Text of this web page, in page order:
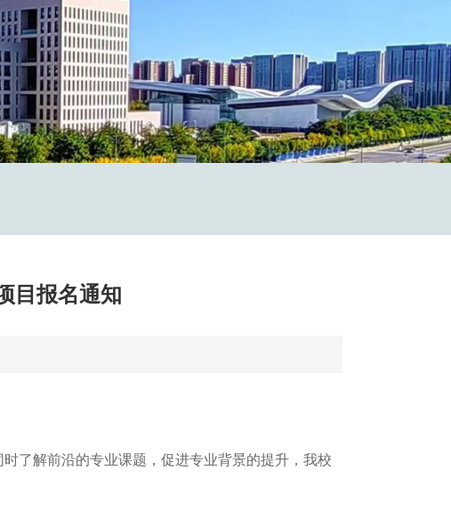
目报名通知
了解前沿的专业课题，促进专业背景的提升，我校